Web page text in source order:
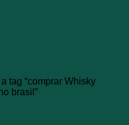
tag “comprar Whisky
brasil”